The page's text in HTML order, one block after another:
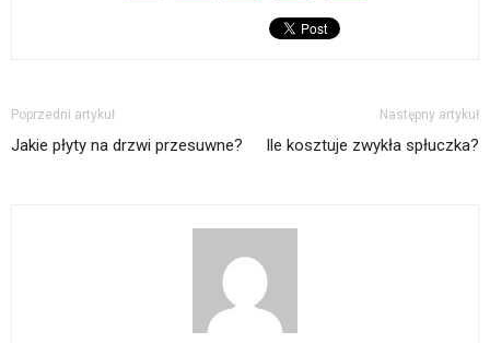
Poprzedni artykuł
Jakie płyty na drzwi przesuwne?
Następny artykuł
Ile kosztuje zwykła spłuczka?